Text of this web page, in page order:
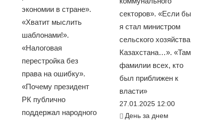
экономии в стране».
«Хватит мыслить
шаблонами!».
«Налоговая
перестройка без
права на ошибку».
«Почему президент
РК публично
поддержал народного
секторов». «Если бы
я стал министром
сельского хозяйства
Казахстана…». «Там
фамилии всех, кто
был приближен к
власти»
27.01.2025 12:00
День за днем